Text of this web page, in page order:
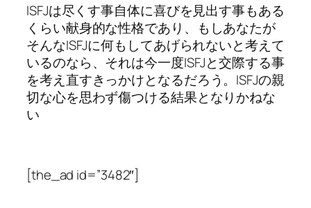
ISFJは尽くす事自体に喜びを見出す事もある
くらい献身的な性格であり、もしあなたが
そんなISFJに何もしてあげられないと考えて
いるのなら、それは今一度ISFJと交際する事
を考え直すきっかけとなるだろう。ISFJの親
切な心を思わず傷つける結果となりかねな
い
[the_ad id=”3482″]